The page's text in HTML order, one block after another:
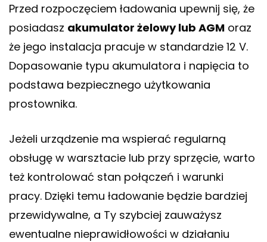
Przed rozpoczęciem ładowania upewnij się, że
posiadasz akumulator żelowy lub AGM oraz
że jego instalacja pracuje w standardzie 12 V.
Dopasowanie typu akumulatora i napięcia to
podstawa bezpiecznego użytkowania
prostownika.
Jeżeli urządzenie ma wspierać regularną
obsługę w warsztacie lub przy sprzęcie, warto
też kontrolować stan połączeń i warunki
pracy. Dzięki temu ładowanie będzie bardziej
przewidywalne, a Ty szybciej zauważysz
ewentualne nieprawidłowości w działaniu